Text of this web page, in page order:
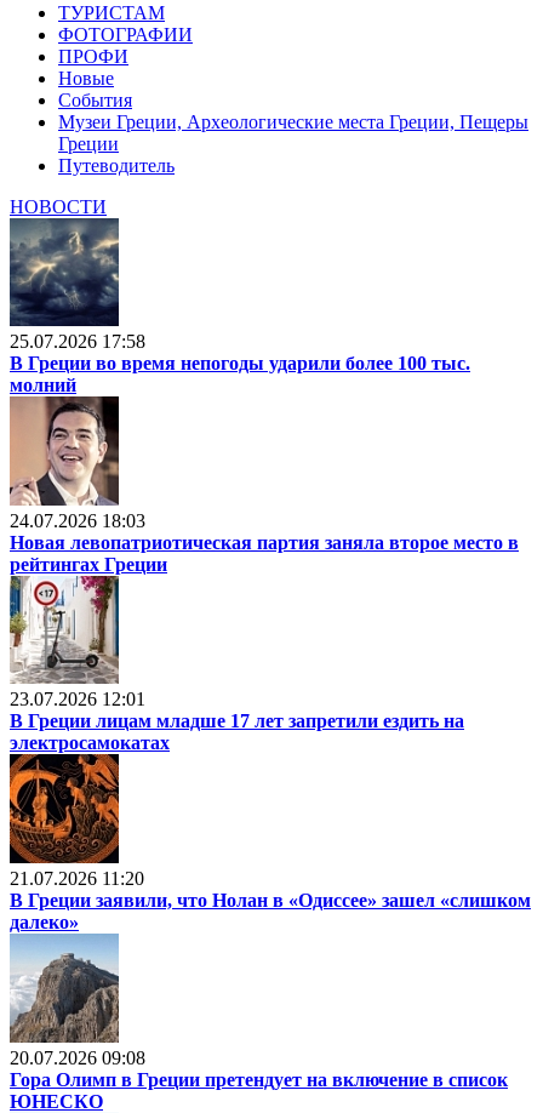
ТУРИСТАМ
ФОТОГРАФИИ
ПРОФИ
Новые
События
Музеи Греции, Археологические места Греции, Пещеры
Греции
Путеводитель
НОВОСТИ
25.07.2026 17:58
В Греции во время непогоды ударили более 100 тыс.
молний
24.07.2026 18:03
Новая левопатриотическая партия заняла второе место в
рейтингах Греции
23.07.2026 12:01
В Греции лицам младше 17 лет запретили ездить на
электросамокатах
21.07.2026 11:20
В Греции заявили, что Нолан в «Одиссее» зашел «слишком
далеко»
20.07.2026 09:08
Гора Олимп в Греции претендует на включение в список
ЮНЕСКО